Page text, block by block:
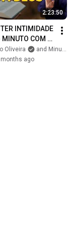
2:23:50
INTIMIDADE
MINUTO COM
Oliveira
and Minuto com Deus
months ago